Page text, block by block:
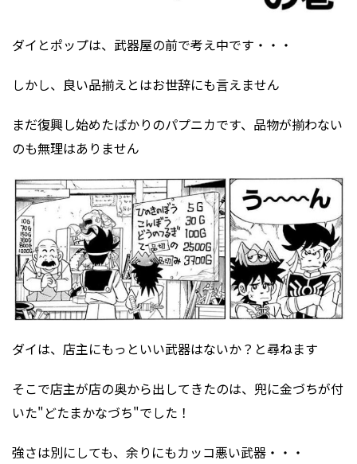
ダイとポップは、武器屋の前で考え中です・・・
しかし、良い品揃えとはお世辞にも言えません
まだ復興し始めたばかりのパプニカです、品物が揃わない
のも無理はありません
ダイは、店主にもっといい武器はないか？と尋ねます
そこで店主が店の奥から出してきたのは、兜に金づちが付
いた"どたまかなづち"でした！
強さは別にしても、余りにもカッコ悪い武器・・・